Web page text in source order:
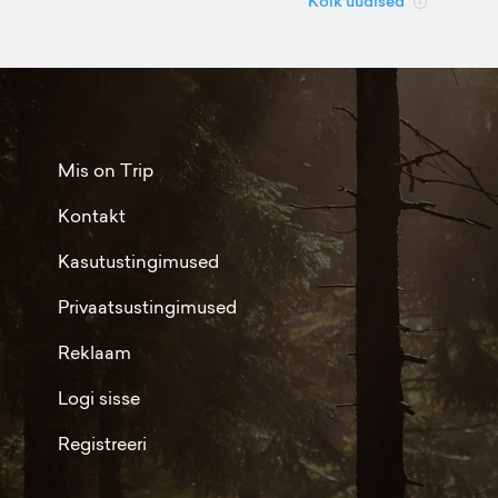
Mis on Trip
Kontakt
Kasutustingimused
Privaatsustingimused
Reklaam
Logi sisse
Registreeri